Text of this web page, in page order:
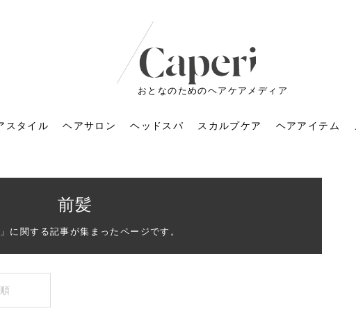
おとなのためのヘアケアメディア
リートメントの付け方で
上がりが変わる｜効かな
のくすみが気になる人
！2026春トレンドの明る
スタイル
年のショートウルフ最
トレンドとは？ナチュラ
ヘアサロン
容室に行くのが恥ずかし
？髪質の変化に気づいた
ヘッドスパ
ッドスパの落とし穴！知
ないと損する真実
スカルプケア
を育てるには？毎日の洗
方と生活習慣を見直す基
ヘアアイテム
酵エキスシャンプーって
がいいの？無印良品など
ニマリストのメイク術｜
ないアイテムで「自分ら
で小顔を目指す！美容鍼
効果と後悔しない選び方
粧ノリが変わる「顔脱
」。4つのメリットと、始
年運気アップネイルガ
ドを公開！幸運を呼ぶ色
前髪
」に関する記事が集まったページです。